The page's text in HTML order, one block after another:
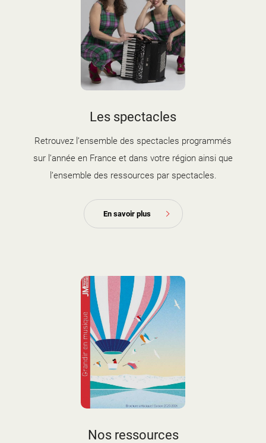
Les spectacles
Retrouvez l’ensemble des spectacles programmés
sur l’année en France et dans votre région ainsi que
l’ensemble des ressources par spectacles.
En savoir plus
2025-2026.jpg
Nos ressources